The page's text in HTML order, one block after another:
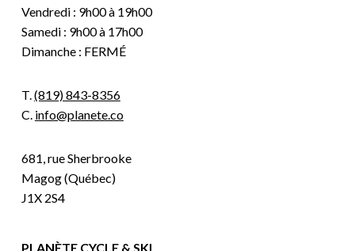
Vendredi : 9h00 à 19h00
Samedi : 9h00 à 17h00
Dimanche : FERMÉ
T.(819) 843-8356
C. info@planete.co
681, rue Sherbrooke
Magog (Québec)
J1X 2S4
PLANÈTE CYCLE & SKI